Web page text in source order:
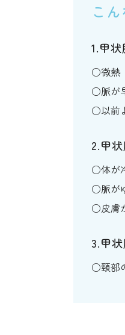
こ
1.甲
微熱
脈が
以前
2.甲
体が
脈が
皮膚
3.甲
頸部